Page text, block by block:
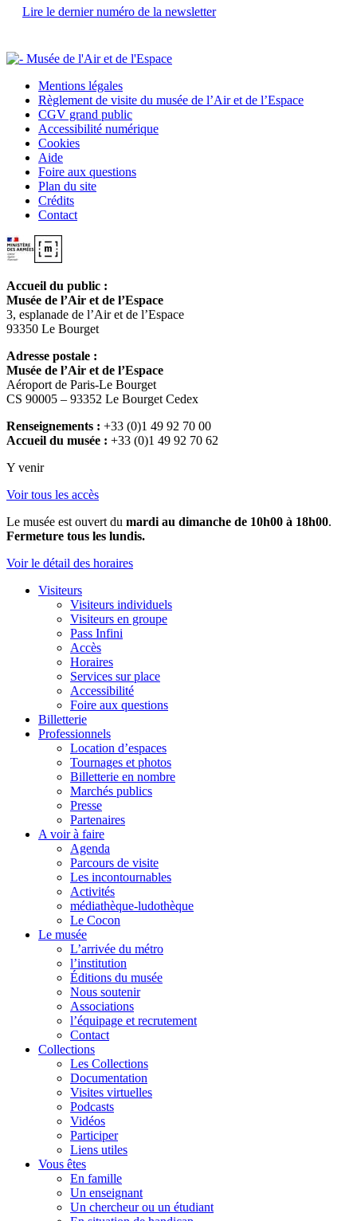
Lire le dernier numéro de la newsletter
Mentions légales
Règlement de visite du musée de l’Air et de l’Espace
CGV grand public
Accessibilité numérique
Cookies
Aide
Foire aux questions
Plan du site
Crédits
Contact
Accueil du public :
Musée de l’Air et de l’Espace
3, esplanade de l’Air et de l’Espace
93350 Le Bourget
Adresse postale :
Musée de l’Air et de l’Espace
Aéroport de Paris-Le Bourget
CS 90005 – 93352 Le Bourget Cedex
Renseignements : +33 (0)1 49 92 70 00
Accueil du musée : +33 (0)1 49 92 70 62
Y venir
Voir tous les accès
Le musée est ouvert du mardi au dimanche de 10h00 à 18h00.
Fermeture tous les lundis.
Voir le détail des horaires
Visiteurs
Visiteurs individuels
Visiteurs en groupe
Pass Infini
Accès
Horaires
Services sur place
Accessibilité
Foire aux questions
Billetterie
Professionnels
Location d’espaces
Tournages et photos
Billetterie en nombre
Marchés publics
Presse
Partenaires
A voir à faire
Agenda
Parcours de visite
Les incontournables
Activités
médiathèque-ludothèque
Le Cocon
Le musée
L’arrivée du métro
l’institution
Éditions du musée
Nous soutenir
Associations
l’équipage et recrutement
Contact
Collections
Les Collections
Documentation
Visites virtuelles
Podcasts
Vidéos
Participer
Liens utiles
Vous êtes
En famille
Un enseignant
Un chercheur ou un étudiant